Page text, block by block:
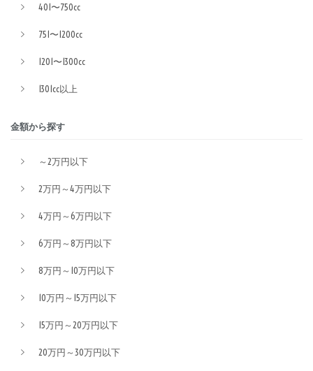
401〜750cc
751〜1200cc
1201〜1300cc
1301cc以上
金額から探す
～2万円以下
2万円～4万円以下
4万円～6万円以下
6万円～8万円以下
8万円～10万円以下
10万円～15万円以下
15万円～20万円以下
20万円～30万円以下